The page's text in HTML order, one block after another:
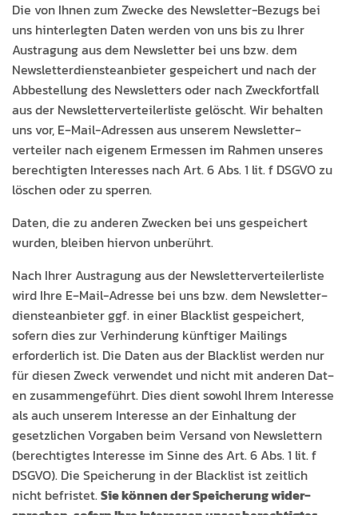
Die von Ihnen zum Zwecke des Newslet­ter-Bezugs bei
uns hin­ter­legten Dat­en wer­den von uns bis zu Ihrer
Aus­tra­gung aus dem Newslet­ter bei uns bzw. dem
Newslet­ter­di­en­stean­bi­eter gespe­ichert und nach der
Abbestel­lung des Newslet­ters oder nach Zweck­fort­fall
aus der Newslet­ter­verteil­erliste gelöscht. Wir behal­ten
uns vor, E‑Mail-Adressen aus unserem Newslet­ter­
verteil­er nach eigen­em Ermessen im Rah­men unseres
berechtigten Inter­ess­es nach Art. 6 Abs. 1 lit. f DSGVO zu
löschen oder zu sperren.
Dat­en, die zu anderen Zweck­en bei uns gespe­ichert
wur­den, bleiben hier­von unberührt.
Nach Ihrer Aus­tra­gung aus der Newslet­ter­verteil­erliste
wird Ihre E‑Mail-Adresse bei uns bzw. dem Newslet­ter­
di­en­stean­bi­eter ggf. in ein­er Black­list gespe­ichert,
sofern dies zur Ver­hin­derung kün­ftiger Mail­ings
erforder­lich ist. Die Dat­en aus der Black­list wer­den nur
für diesen Zweck ver­wen­det und nicht mit anderen Dat­
en zusam­menge­führt. Dies dient sowohl Ihrem Inter­esse
als auch unserem Inter­esse an der Ein­hal­tung der
geset­zlichen Vor­gaben beim Ver­sand von Newslet­tern
(berechtigtes Inter­esse im Sinne des Art. 6 Abs. 1 lit. f
DSGVO). Die Spe­icherung in der Black­list ist zeitlich
nicht befris­tet.Sie kön­nen der Spe­icherung wider­